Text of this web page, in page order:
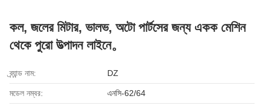
কল, জলের মিটার, ভালভ, অটো পার্টসের জন্য একক মেশিন
থেকে পুরো উত্পাদন লাইনে。
ব্র্যান্ড নাম: DZ
মডেল নম্বর: এনসি-62/64